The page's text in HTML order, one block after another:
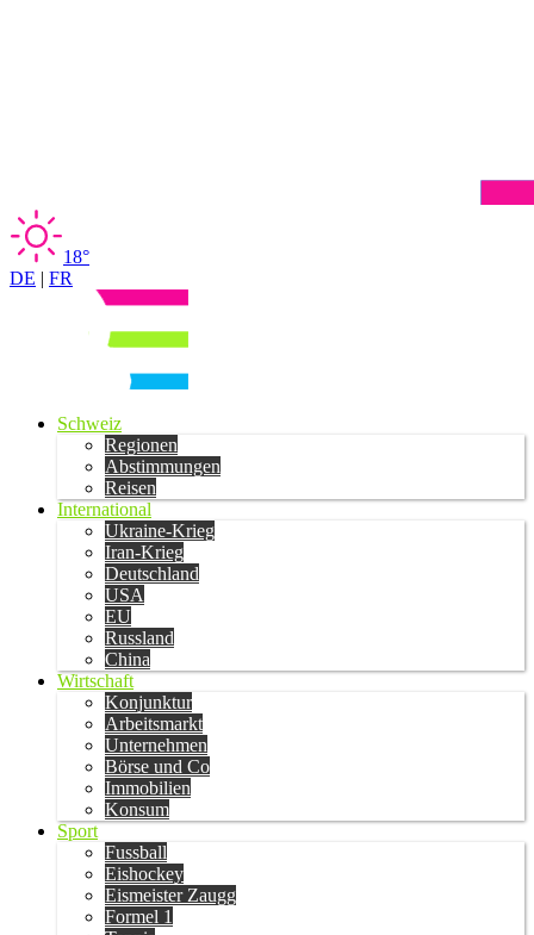
18°
DE | FR
Schweiz
Regionen
Abstimmungen
Reisen
International
Ukraine-Krieg
Iran-Krieg
Deutschland
USA
EU
Russland
China
Wirtschaft
Konjunktur
Arbeitsmarkt
Unternehmen
Börse und Co
Immobilien
Konsum
Sport
Fussball
Eishockey
Eismeister Zaugg
Formel 1